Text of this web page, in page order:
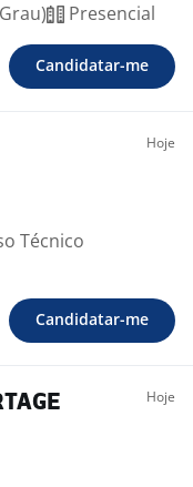
Presencial
Candidatar-me
Hoje
Técnico
Candidatar-me
Hoje